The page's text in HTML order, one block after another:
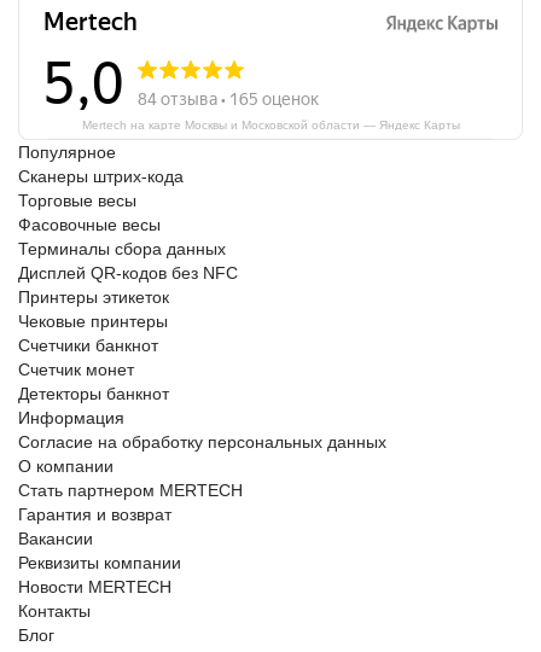
Mertech на карте Москвы и Московской области — Яндекс Карты
Популярное
Сканеры штрих-кода
Торговые весы
Фасовочные весы
Терминалы сбора данных
Дисплей QR-кодов без NFC
Принтеры этикеток
Чековые принтеры
Счетчики банкнот
Счетчик монет
Детекторы банкнот
Информация
Согласие на обработку персональных данных
О компании
Стать партнером MERTECH
Гарантия и возврат
Вакансии
Реквизиты компании
Новости MERTECH
Контакты
Блог